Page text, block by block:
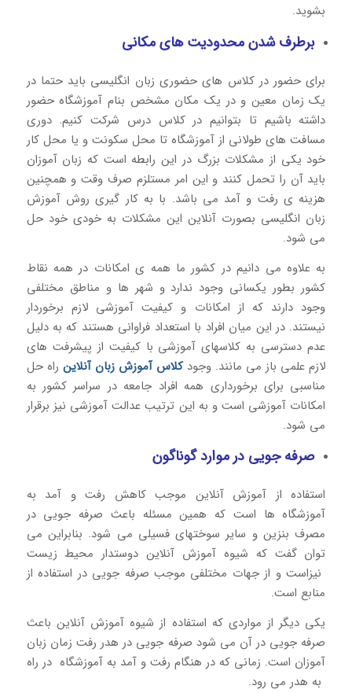
بشوید.
برطرف شدن محدودیت های مکانی
برای حضور در کلاس های حضوری زبان انگلیسی باید حتما در
یک زمان معین و در یک مکان مشخص بنام آموزشگاه حضور
داشته باشیم تا بتوانیم در کلاس درس شرکت کنیم. دوری
مسافت های طولانی از آموزشگاه تا محل سکونت و یا محل کار
خود یکی از مشکلات بزرگ در این رابطه است که زبان آموزان
باید آن را تحمل کنند و این امر مستلزم صرف وقت و همچنین
هزینه ی رفت و آمد می باشد. با به کار گیری روش آموزش
زبان انگلیسی بصورت آنلاین این مشکلات به خودی خود حل
می شود.
به علاوه می دانیم در کشور ما همه ی امکانات در همه نقاط
کشور بطور یکسانی وجود ندارد و شهر ها و مناطق مختلفی
وجود دارند که از امکانات و کیفیت آموزشی لازم برخوردار
نیستند. در این میان افراد با استعداد فراوانی هستند که به دلیل
عدم دسترسی به کلاسهای آموزشی با کیفیت از پیشرفت های
لازم علمی باز می مانند. وجودکلاس آموزش زبان آنلاین راه حل
مناسبی برای برخورداری همه افراد جامعه در سراسر کشور به
امکانات آموزشی است و به این ترتیب عدالت آموزشی نیز برقرار
می شود.
صرفه جویی در موارد گوناگون
استفاده از آموزش آنلاین موجب کاهش رفت و آمد به
آموزشگاه ها است که همین مسئله باعث صرفه جویی در
مصرف بنزین و سایر سوختهای فسیلی می شود. بنابراین می
توان گفت که شیوه آموزش آنلاین دوستدار محیط زیست
نیزاست و از جهات مختلفی موجب صرفه جویی در استفاده از
منابع است.
یکی دیگر از مواردی که استفاده از شیوه آموزش آنلاین باعث
صرفه جویی در آن می شود صرفه جویی در هدر رفت زمان زبان
آموزان است. زمانی که در هنگام رفت و آمد به آموزشگاه در راه
به هدر می رود.